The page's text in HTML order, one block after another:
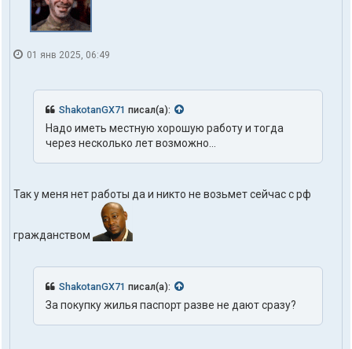
01 янв 2025, 06:49
ShakotanGX71 писал(а):
Надо иметь местную хорошую работу и тогда
через несколько лет возможно...
Так у меня нет работы да и никто не возьмет сейчас с рф
гражданством
ShakotanGX71 писал(а):
За покупку жилья паспорт разве не дают сразу?